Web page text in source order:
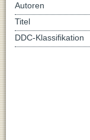
Autoren
Titel
DDC-Klassifikation